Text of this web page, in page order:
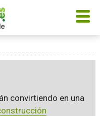
convirtiendo en una